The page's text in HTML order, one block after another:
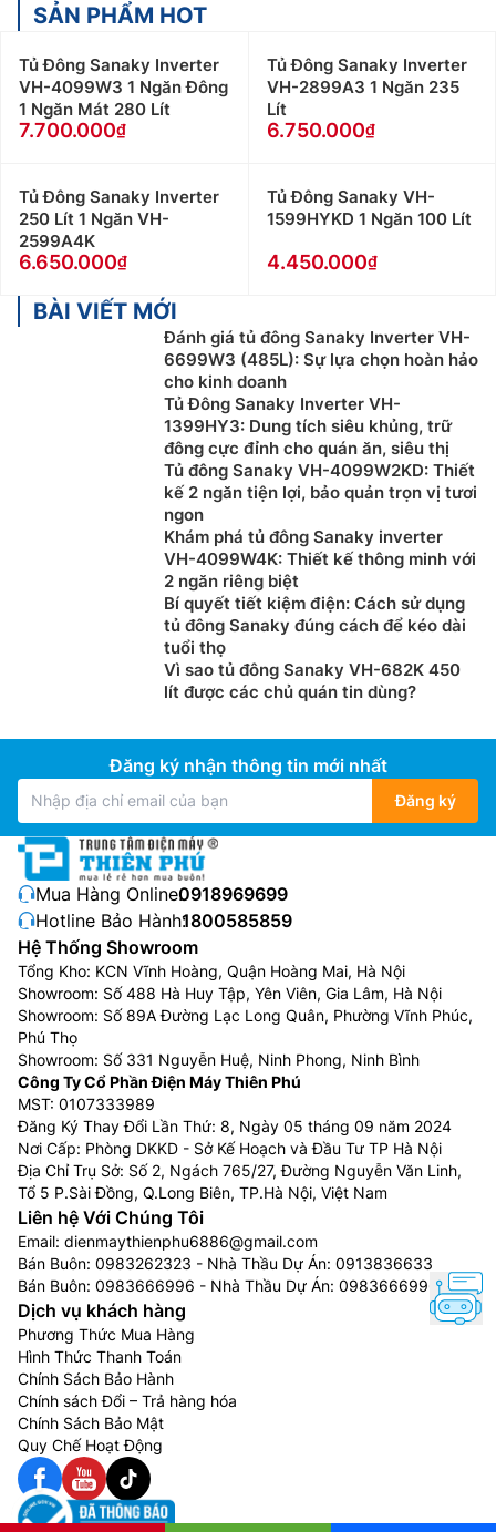
SẢN PHẨM HOT
Tủ Đông Sanaky Inverter
VH-4099W3 1 Ngăn Đông
1 Ngăn Mát 280 Lít
7.700.000
Tủ Đông Sanaky Inverter
VH-2899A3 1 Ngăn 235
Lít
6.750.000
Tủ Đông Sanaky Inverter
250 Lít 1 Ngăn VH-
2599A4K
6.650.000
Tủ Đông Sanaky VH-
1599HYKD 1 Ngăn 100 Lít
4.450.000
BÀI VIẾT MỚI
Đánh giá tủ đông Sanaky Inverter VH-
6699W3 (485L): Sự lựa chọn hoàn hảo
cho kinh doanh
Tủ Đông Sanaky Inverter VH-
1399HY3: Dung tích siêu khủng, trữ
đông cực đỉnh cho quán ăn, siêu thị
Tủ đông Sanaky VH-4099W2KD: Thiết
kế 2 ngăn tiện lợi, bảo quản trọn vị tươi
ngon
Khám phá tủ đông Sanaky inverter
VH-4099W4K: Thiết kế thông minh với
2 ngăn riêng biệt
Bí quyết tiết kiệm điện: Cách sử dụng
tủ đông Sanaky đúng cách để kéo dài
tuổi thọ
Vì sao tủ đông Sanaky VH-682K 450
lít được các chủ quán tin dùng?
Đăng ký nhận thông tin mới nhất
Đăng ký
Mua Hàng Online:0918969699
Hotline Bảo Hành:1800585859
Hệ Thống Showroom
Tổng Kho: KCN Vĩnh Hoàng, Quận Hoàng Mai, Hà Nội
Showroom: Số 488 Hà Huy Tập, Yên Viên, Gia Lâm, Hà Nội
Showroom: Số 89A Đường Lạc Long Quân, Phường Vĩnh Phúc,
Phú Thọ
Showroom: Số 331 Nguyễn Huệ, Ninh Phong, Ninh Bình
Công Ty Cổ Phần Điện Máy Thiên Phú
MST: 0107333989
Đăng Ký Thay Đổi Lần Thứ: 8, Ngày 05 tháng 09 năm 2024
Nơi Cấp: Phòng DKKD - Sở Kế Hoạch và Đầu Tư TP Hà Nội
Địa Chỉ Trụ Sở: Số 2, Ngách 765/27, Đường Nguyễn Văn Linh,
Tổ 5 P.Sài Đồng, Q.Long Biên, TP.Hà Nội, Việt Nam
Liên hệ Với Chúng Tôi
Email: dienmaythienphu6886@gmail.com
Bán Buôn: 0983262323 - Nhà Thầu Dự Án: 0913836633
Bán Buôn: 0983666996 - Nhà Thầu Dự Án: 0983666996
Dịch vụ khách hàng
Phương Thức Mua Hàng
Hình Thức Thanh Toán
Chính Sách Bảo Hành
Chính sách Đổi – Trả hàng hóa
Chính Sách Bảo Mật
Quy Chế Hoạt Động